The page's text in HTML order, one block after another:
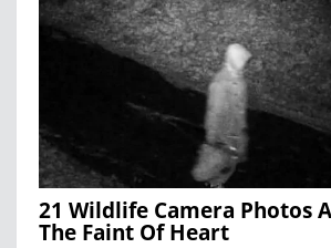
21 Wildlife Camera Photos
The Faint Of Heart